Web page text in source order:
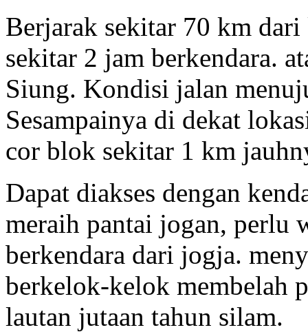
Berjarak sekitar 70 km
sekitar 2 jam berkendara.
Siung. Kondisi jalan
Sesampainya di dekat
cor blok sekitar 1 km
Dapat diakses dengan
meraih pantai jogan, perlu
berkendara dari jogja.
berkelok-kelok membelah
lautan jutaan tahun silam.